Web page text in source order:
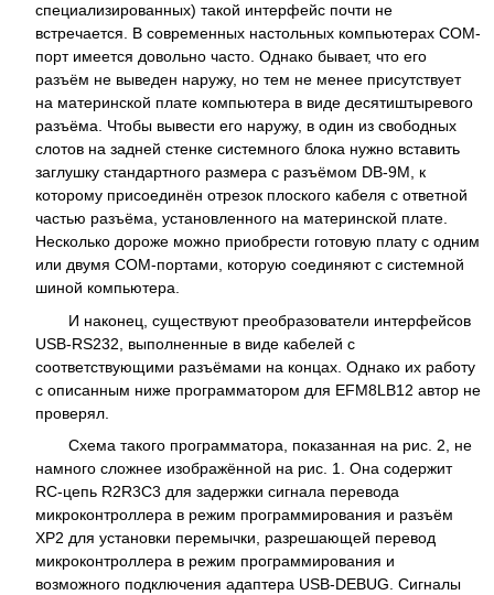
специализированных) такой интерфейс почти не
встречается. В современных настольных компьютерах COM-
порт имеется довольно часто. Однако бывает, что его
разъём не выведен наружу, но тем не менее присутствует
на материнской плате компьютера в виде десятиштыревого
разъёма. Чтобы вывести его наружу, в один из свободных
слотов на задней стенке системного блока нужно вставить
заглушку стандартного размера с разъёмом DB-9M, к
которому присоединён отрезок плоского кабеля с ответной
частью разъёма, установленного на материнской плате.
Несколько дороже можно приобрести готовую плату с одним
или двумя COM-портами, которую соединяют с системной
шиной компьютера.
И наконец, существуют преобразователи интерфейсов
USB-RS232, выполненные в виде кабелей с
соответствующими разъёмами на концах. Однако их работу
с описанным ниже программатором для EFM8LB12 автор не
проверял.
Схема такого программатора, показанная на рис. 2, не
намного сложнее изображённой на рис. 1. Она содержит
RC-цепь R2R3C3 для задержки сигнала перевода
микроконтроллера в режим программирования и разъём
XP2 для установки перемычки, разрешающей перевод
микроконтроллера в режим программирования и
возможного подключения адаптера USB-DEBUG. Сигналы